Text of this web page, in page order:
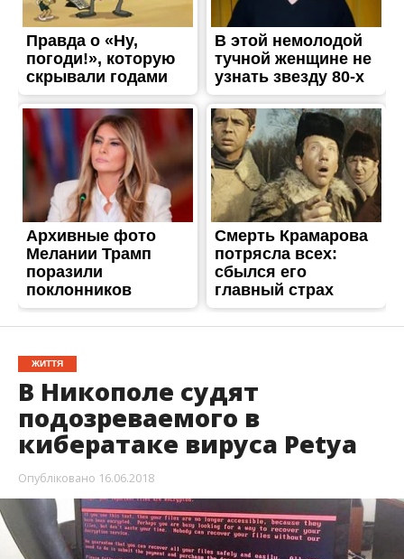
ЖИТТЯ
В Никополе судят
подозреваемого в
кибератаке вируса Petya
Опубліковано16.06.2018
Горрайонный суд Никополя рассмотрит
уголовное производство по обвинению в
распространении компьютерного вируса Petya
(NotPetya). Предварительное судебное
заседание было назначено на 15 июня. Однако
его перенесли из-за неявки подозреваемого.